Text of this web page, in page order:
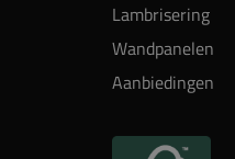
Lambrisering
Wandpanelen
Aanbiedingen